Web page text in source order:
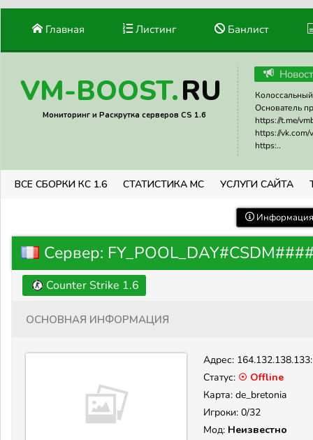
Главная Листинг Банлист
VM-BOOST.RU
Мониторинг и Раскрутка серверов CS 1.6
Основатель
https://t.me/
https://vk.com/
https:..
ВСЕ СБОРКИ КС 1.6 СТАТИСТИКА МС УСЛУГИ САЙТА
Сервер:
Counter Strike 1.6
Основная информация
Адрес:
Статус: ☉ Offline
Карта: de_bretonia
Игроки: 0/32
Мод: Неизвестно